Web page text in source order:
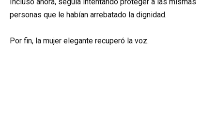
personas que le habían arrebatado la dignidad.
Por fin, la mujer elegante recuperó la voz.